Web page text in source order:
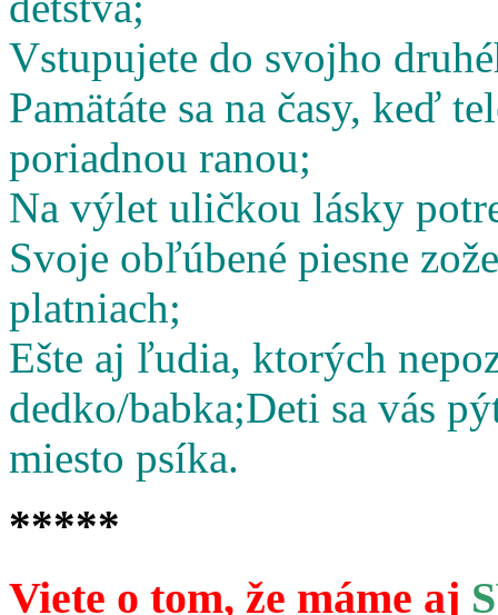
Vstupujete do svojho
Pamätáte sa na časy, keď
poriadnou ranou;
Na výlet uličkou lásky
Svoje obľúbené piesne
platniach;
Ešte aj ľudia, ktorých
dedko/babka;Deti sa vás
miesto psíka.
*****
Viete o tom, že máme aj